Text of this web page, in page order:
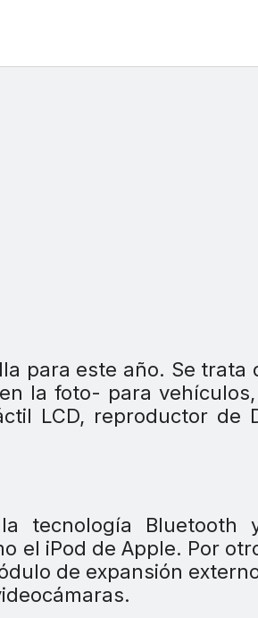
para este año. Se trata
la foto- para
LCD, reproductor de
tecnología Bluetooth
el iPod de Apple. Por
de expansión